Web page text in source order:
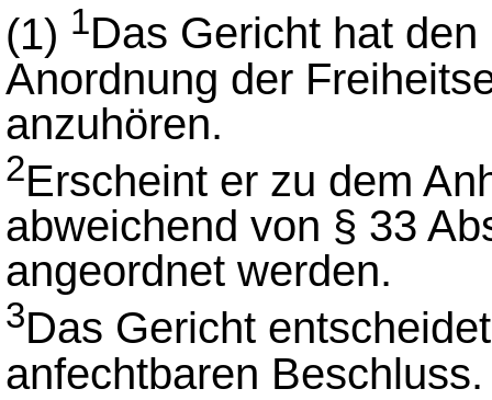
(1) 1Das Gericht hat
Anordnung der
anzuhören.
2Erscheint er zu dem
abweichend von § 33
angeordnet werden.
3Das Gericht
anfechtbaren Beschluss.